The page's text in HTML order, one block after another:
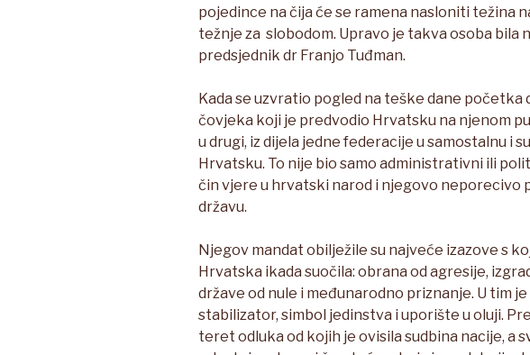
pojedince na čija će se ramena nasloniti težina
težnje za slobodom. Upravo je takva osoba bila
predsjednik dr Franjo Tuđman.
Kada se uzvratio pogled na teške dane početka
čovjeka koji je predvodio Hrvatsku na njenom
u drugi, iz dijela jedne federacije u samostalnu i
Hrvatsku. To nije bio samo administrativni ili
čin vjere u hrvatski narod i njegovo neporecivo
državu.
Njegov mandat obilježile su najveće izazove s
Hrvatska ikada suočila: obrana od agresije,
države od nule i međunarodno priznanje. U tim
stabilizator, simbol jedinstva i uporište u oluji.
teret odluka od kojih je ovisila sudbina nacije, a